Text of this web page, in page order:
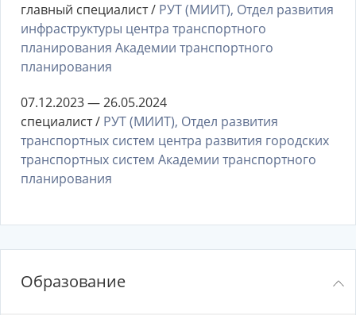
главный специалист / РУТ (МИИТ), Отдел развития
инфраструктуры центра транспортного
планирования Академии транспортного
планирования
07.12.2023 — 26.05.2024
специалист / РУТ (МИИТ), Отдел развития
транспортных систем центра развития городских
транспортных систем Академии транспортного
планирования
Образование